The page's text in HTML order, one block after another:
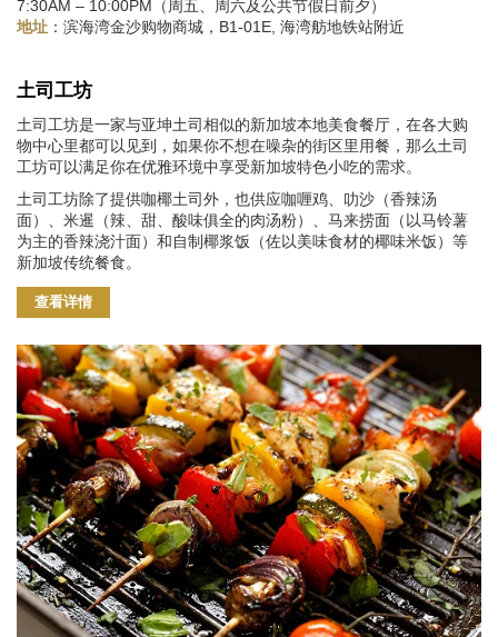
7:30AM – 10:00PM（周五、周六及公共节假日前夕）
地址 ：滨海湾金沙购物商城，B1-01E, 海湾舫地铁站附近
土司工坊
土司工坊是一家与亚坤土司相似的新加坡本地美食餐厅，在各大购
物中心里都可以见到，如果你不想在噪杂的街区里用餐，那么土司
工坊可以满足你在优雅环境中享受新加坡特色小吃的需求。
土司工坊除了提供咖椰土司外，也供应咖喱鸡、叻沙（香辣汤
面）、米暹（辣、甜、酸味俱全的肉汤粉）、马来捞面（以马铃薯
为主的香辣浇汁面）和自制椰浆饭（佐以美味食材的椰味米饭）等
新加坡传统餐食。
查看详情